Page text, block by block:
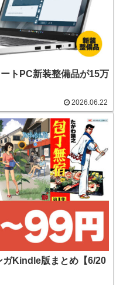
トPC新装整備品が15万
2026.06.22
ガKindle版まとめ【6/20